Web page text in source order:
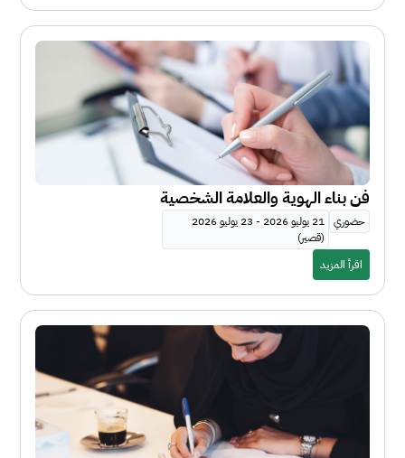
فن بناء الهوية والعلامة الشخصية
حضوري
21 يوليو 2026 - 23 يوليو 2026
(قصير)
اقرأ المزيد